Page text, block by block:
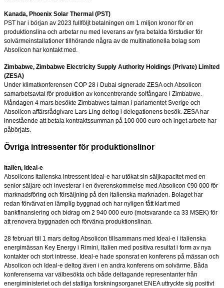
Kanada, Phoenix Solar Thermal (PST)
PST har i början av 2023 fullföljt betalningen om 1 miljon kronor för en
produktionslina och arbetar nu med leverans av fyra betalda förstudier för
solvärmeinstallationer tillhörande några av de multinationella bolag som
Absolicon har kontakt med.
Zimbabwe, Zimbabwe Electricity Supply Authority Holdings (Private) Limited
(ZESA)
Under klimatkonferensen COP 28 i Dubai signerade ZESA och Absolicon
samarbetsavtal för produktion av koncentrerande solfångare i Zimbabwe.
Måndagen 4 mars besökte Zimbabwes talman i parlamentet Sverige och
Absolicon affärsrådgivare Lars Ling deltog i delegationens besök. ZESA har
innestående att betala kontraktssumman på 100 000 euro och inget arbete har
påbörjats.
Övriga intressenter för produktionslinor
Italien, Ideal-e
Absolicons italienska intressent Ideal-e har utökat sin säljkapacitet med en
senior säljare och investerar i en överenskommelse med Absolicon €90 000 för
marknadsföring och försäljning på den italienska marknaden. Bolaget har
redan förvärvat en lämplig byggnad och har nyligen fått klart med
bankfinansiering och bidrag om 2 940 000 euro (motsvarande ca 33 MSEK) för
att renovera byggnaden och förvärva produktionslinan.
28 februari till 1 mars deltog Absolicon tillsammans med Ideal-e i italienska
energimässan Key Energy i Rimini, Italien med positiva resultat i form av nya
kontakter och stort intresse. Ideal-e hade sponsrat en konferens på mässan och
Absolicon och Ideal-e deltog även i en andra konferens om solvärme. Båda
konferenserna var välbesökta och både deltagande representanter från
energiministeriet och det statliga forskningsorganet ENEA uttryckte sig positivt